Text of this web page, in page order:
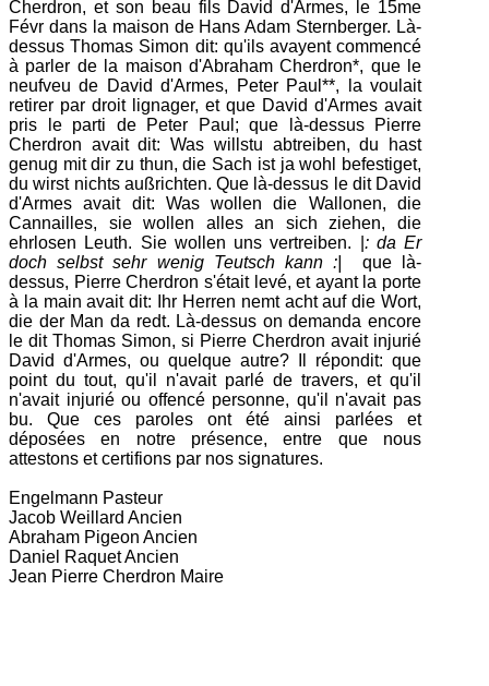
Cherdron, et son beau fils David d'Armes, le 15me
Févr dans la maison de Hans Adam Sternberger. Là-
dessus Thomas Simon dit: qu'ils avayent commencé
à parler de la maison d'Abraham Cherdron*, que le
neufveu de David d'Armes, Peter Paul**, la voulait
retirer par droit lignager, et que David d'Armes avait
pris le parti de Peter Paul; que là-dessus Pierre
Cherdron avait dit: Was willstu abtreiben, du hast
genug mit dir zu thun, die Sach ist ja wohl befestiget,
du wirst nichts außrichten. Que là-dessus le dit David
d'Armes avait dit: Was wollen die Wallonen, die
Cannailles, sie wollen alles an sich ziehen, die
ehrlosen Leuth. Sie wollen uns vertreiben. | : da Er
doch selbst sehr wenig Teutsch kann :|
que là-
dessus, Pierre Cherdron s'était levé, et ayant la porte
à la main avait dit: Ihr Herren nemt acht auf die Wort,
die der Man da redt. Là-dessus on demanda encore
le dit Thomas Simon, si Pierre Cherdron avait injurié
David d'Armes, ou quelque autre? Il répondit: que
point du tout, qu'il n'avait parlé de travers, et qu'il
n'avait injurié ou offencé personne, qu'il n'avait pas
bu. Que ces paroles ont été ainsi parlées et
déposées en notre présence, entre que nous
attestons et certifions par nos signatures.
Engelmann Pasteur
Jacob Weillard Ancien
Abraham Pigeon Ancien
Daniel Raquet Ancien
Jean Pierre Cherdron Maire